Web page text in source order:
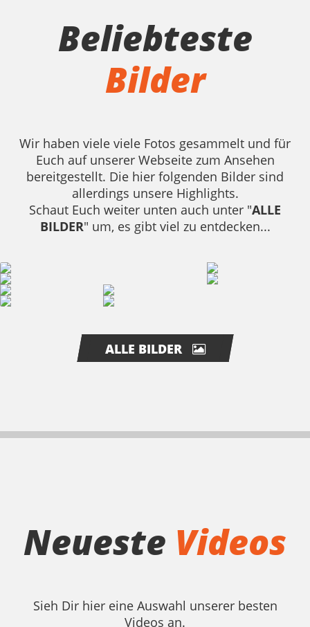
Beliebteste
Bilder
Wir haben viele viele Fotos gesammelt und für
Euch auf unserer Webseite zum Ansehen
bereitgestellt. Die hier folgenden Bilder sind
allerdings unsere Highlights.
Schaut Euch weiter unten auch unter "ALLE
BILDER" um, es gibt viel zu entdecken...
ALLE BILDER
Neueste Videos
Sieh Dir hier eine Auswahl unserer besten
Videos an.